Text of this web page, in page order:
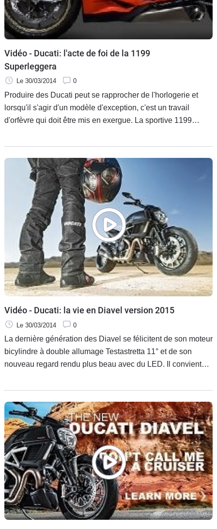
Marques
Services
Auto
Vidéo - Ducati: l'acte de foi de la 1199
Superleggera
Le 30/03/2014 0
Produire des Ducati peut se rapprocher de l'horlogerie et
lorsqu'il s'agir d'un modèle d'exception, c'est un travail
d'orfèvre qui doit être mis en exergue. La sportive 1199
les 500 exemplaires exclusifs doivent beaucoup de leur
charme à des matériaux plus nobles.
Vidéo - Ducati: la vie en Diavel version 2015
Le 30/03/2014 0
La dernière génération des Diavel se félicitent de son moteur
bicylindre à double allumage Testastretta 11° et de son
nouveau regard rendu plus beau avec du LED. Il convient
inconditionnels du modèle pour le fidéliser.